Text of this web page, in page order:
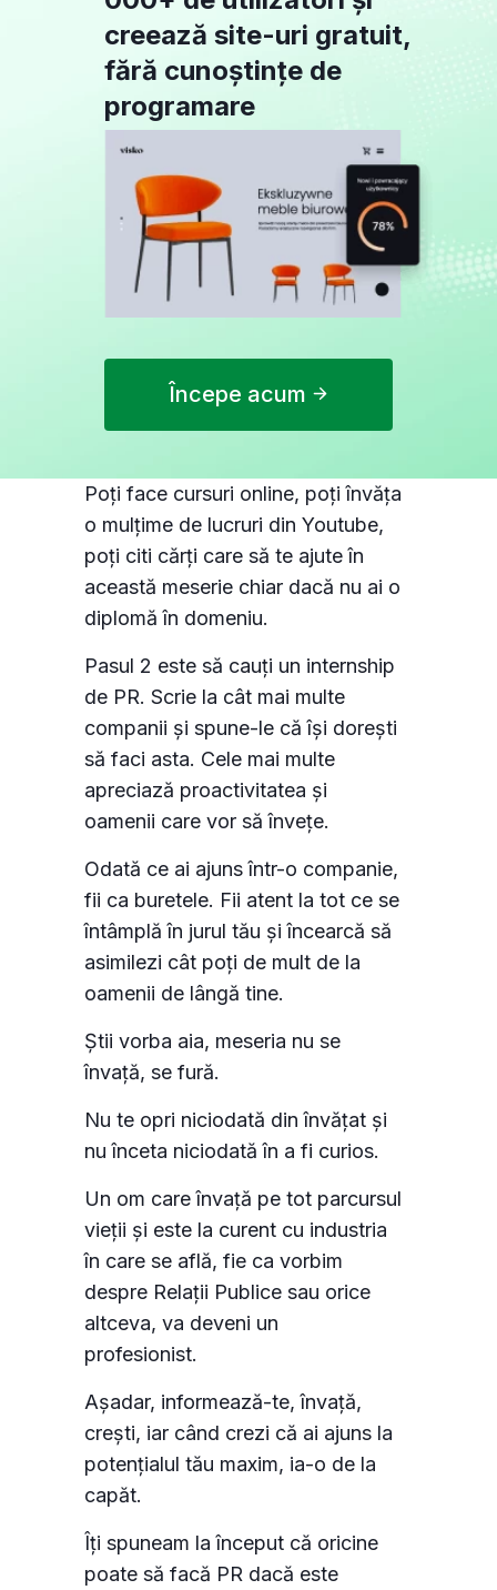
creează site-uri gratuit,
fără cunoștințe de
programare
Începe acum
Poți face cursuri online, poți învăța
o mulțime de lucruri din Youtube,
poți citi cărți care să te ajute în
această meserie chiar dacă nu ai o
diplomă în domeniu.
Pasul 2 este să cauți un internship
de PR. Scrie la cât mai multe
companii și spune-le că își dorești
să faci asta. Cele mai multe
apreciază proactivitatea și
oamenii care vor să învețe.
Odată ce ai ajuns într-o companie,
fii ca buretele. Fii atent la tot ce se
întâmplă în jurul tău și încearcă să
asimilezi cât poți de mult de la
oamenii de lângă tine.
Știi vorba aia, meseria nu se
învață, se fură.
Nu te opri niciodată din învățat și
nu înceta niciodată în a fi curios.
Un om care învață pe tot parcursul
vieții și este la curent cu industria
în care se află, fie ca vorbim
despre Relații Publice sau orice
altceva, va deveni un
profesionist.
Așadar, informează-te, învață,
crești, iar când crezi că ai ajuns la
potențialul tău maxim, ia-o de la
capăt.
Îți spuneam la început că oricine
poate să facă PR dacă este